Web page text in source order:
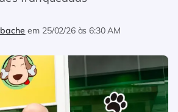
em 25/02/26 às 6:30 AM